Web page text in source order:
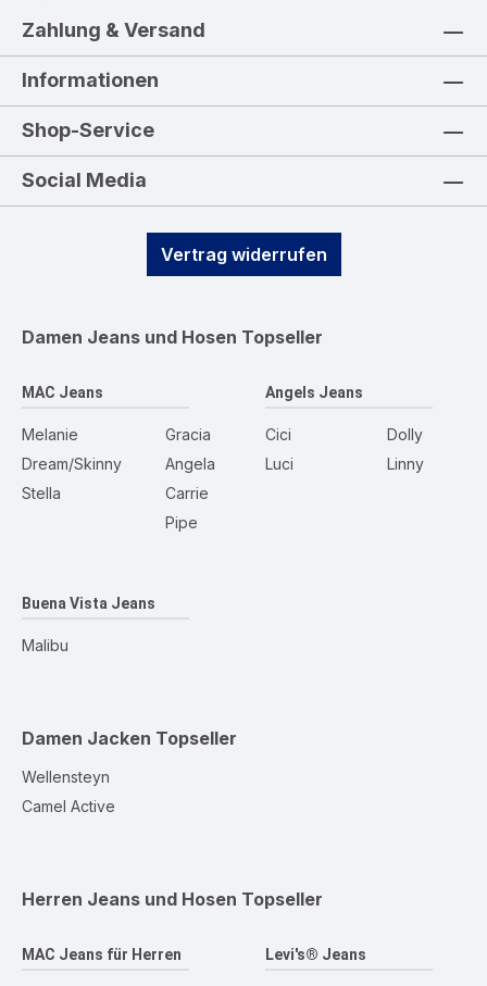
Zahlung & Versand
Informationen
Shop-Service
Social Media
Vertrag widerrufen
Damen Jeans und Hosen Topseller
MAC Jeans
Melanie
Dream/Skinny
Stella
Gracia
Angela
Carrie
Pipe
Angels Jeans
Cici
Luci
Dolly
Linny
Buena Vista Jeans
Malibu
Damen Jacken Topseller
Wellensteyn
Camel Active
Herren Jeans und Hosen Topseller
MAC Jeans für Herren Levi's® Jeans